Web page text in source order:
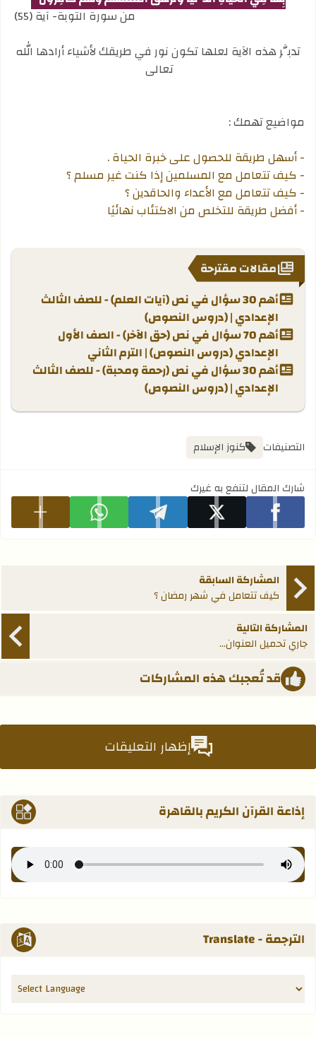
من سورة التوبة- آية (55)
تدبَّر هذه الآية لعلها تكون نور في طريقك لأشياء أرادها الله
تعالى
مواضيع تهمك :
- أسهل طريقة للحصول على خبرة الحياة .
- كيف تتعامل مع المسلمين إذا كنت غير مسلم ؟
- كيف تتعامل مع الأعداء والحاقدين ؟
- أفضل طريقة للتخلص من الاكتئاب نهائيًا
مقالات مقترحة
أهم 30 سؤال في نص (آيات العلم) - للصف الثالث
الإعدادي | (دروس النصوص)
أهم 70 سؤال في نص (حق الآخر) - الصف الأول
الإعدادي (دروس النصوص) | الترم الثاني
أهم 30 سؤال في نص (رحمة ومحبة) - للصف الثالث
الإعدادي | (دروس النصوص)
التصنيفات كنوز الإسلام
شارك المقال لتنفع به غيرك
شارك على facebook
شارك على x شارك على telegram شارك على whatsapp عرض
المشاركة السابقة
كيف تتعامل في شهر رمضان ؟
المشاركة التالية
جاري تحميل العنوان...
قد تُعجبك هذه المشاركات
إظهار التعليقات
إذاعة القرآن الكريم بالقاهرة
الترجمة - Translate